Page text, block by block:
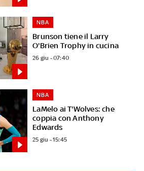
Brunson tiene il Larry
O'Brien Trophy in cucina
NBA
26 giu - 07:40
LaMelo ai T'Wolves: che
coppia con Anthony
Edwards
NBA
25 giu - 15:45